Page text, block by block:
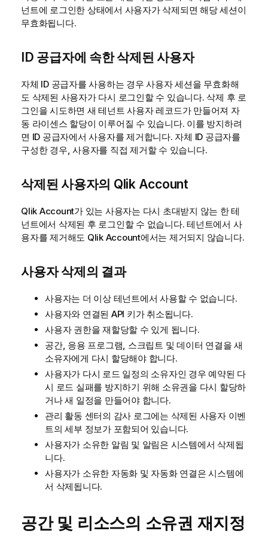
넌트에 로그인한 상태에서 사용자가 삭제되면 해당 세션이
무효화됩니다.
ID 공급자에 속한 삭제된 사용자
자체 ID 공급자를 사용하는 경우 사용자 세션을 무효화해
도 삭제된 사용자가 다시 로그인할 수 있습니다. 삭제 후 로
그인을 시도하면 새 테넌트 사용자 레코드가 만들어져 자
동 라이센스 할당이 이루어질 수 있습니다. 이를 방지하려
면 ID 공급자에서 사용자를 제거합니다. 자체 ID 공급자를
구성한 경우, 사용자를 직접 제거할 수 있습니다.
삭제된 사용자의 Qlik Account
Qlik Account가 있는 사용자는 다시 초대받지 않는 한 테
넌트에서 삭제된 후 로그인할 수 없습니다. 테넌트에서 사
용자를 제거해도 Qlik Account에서는 제거되지 않습니다.
사용자 삭제의 결과
사용자는 더 이상 테넌트에서 사용할 수 없습니다.
사용자와 연결된 API 키가 취소됩니다.
사용자 권한을 재할당할 수 있게 됩니다.
공간, 응용 프로그램, 스크립트 및 데이터 연결을 새
소유자에게 다시 할당해야 합니다.
사용자가 다시 로드 일정의 소유자인 경우 예약된 다
시 로드 실패를 방지하기 위해 소유권을 다시 할당하
거나 새 일정을 만들어야 합니다.
관리 활동 센터의 감사 로그에는 삭제된 사용자 이벤
트의 세부 정보가 포함되어 있습니다.
사용자가 소유한 알림 및 알림은 시스템에서 삭제됩
니다.
사용자가 소유한 자동화 및 자동화 연결은 시스템에
서 삭제됩니다.
공간 및 리소스의 소유권 재지정